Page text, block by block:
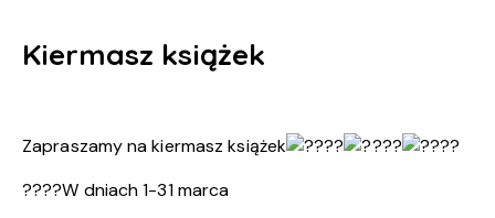
Kiermasz książek
Zapraszamy na kiermasz książek
????W dniach 1-31 marca